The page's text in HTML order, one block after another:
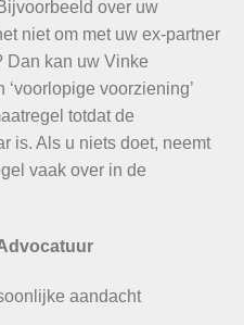
over uw
niet om met uw ex-partner
Dan kan uw Vinke
voorziening’
totdat de
is. Als u niets doet, neemt
vaak over in de
aandacht